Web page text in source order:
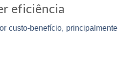
eficiência
custo-benefício, principalmente